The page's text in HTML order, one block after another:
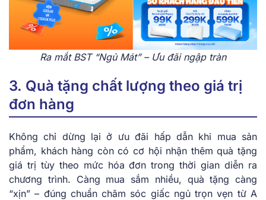
Ra mắt BST “Ngủ Mát” – Ưu đãi ngập tràn
3. Quà tặng chất lượng theo giá trị
đơn hàng
Không chỉ dừng lại ở ưu đãi hấp dẫn khi mua sản
phẩm, khách hàng còn có cơ hội nhận thêm quà tặng
giá trị tùy theo mức hóa đơn trong thời gian diễn ra
chương trình. Càng mua sắm nhiều, quà tặng càng
“xịn” – đúng chuẩn chăm sóc giấc ngủ trọn vẹn từ A